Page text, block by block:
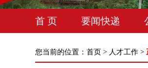
首 页 要闻快递
您当前的位置： 首页 > 人才工作 >